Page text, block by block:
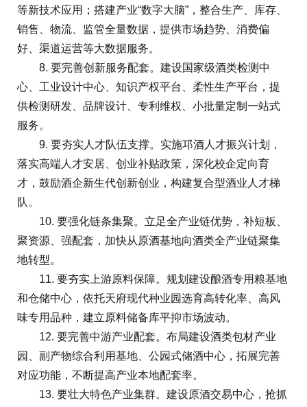
等新技术应用；搭建产业“数字大脑”，整合生产、库存、
销售、物流、监管全量数据，提供市场趋势、消费偏
好、渠道运营等大数据服务。
8. 要完善创新服务配套。建设国家级酒类检测中
心、工业设计中心、知识产权平台、柔性生产平台，提
供检测研发、品牌设计、专利维权、小批量定制一站式
服务。
9. 要夯实人才队伍支撑。实施邛酒人才振兴计划，
落实高端人才安居、创业补贴政策，深化校企定向育
才，鼓励酒企新生代创新创业，构建复合型酒业人才梯
队。
10. 要强化链条集聚。立足全产业链优势，补短板、
聚资源、强配套，加快从原酒基地向酒类全产业链聚集
地转型。
11. 要夯实上游原料保障。规划建设酿酒专用粮基地
和仓储中心，依托天府现代种业园选育高转化率、高风
味专用品种，建立原料储备库平抑市场波动。
12. 要完善中游产业配套。布局建设酒类包材产业
园、副产物综合利用基地、公园式储酒中心，拓展完善
对应功能，不断提高产业本地配套率。
13. 要壮大特色产业集群。建设原酒交易中心，抢抓